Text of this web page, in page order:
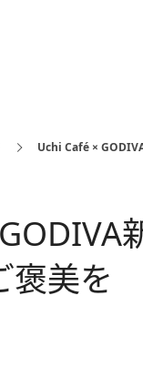
Uchi Café ×
褒美を